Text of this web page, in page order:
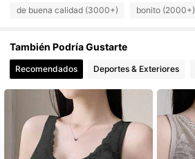
4,89 2.6K Seguidores
4,89 2.6K Seguidores
4,89 2.6K Seguidores
4,89 2.6K Seguidores
de buena calidad (3000+) bonito (2000+)
También Podría Gustarte
Recomendados Deportes & Exteriores